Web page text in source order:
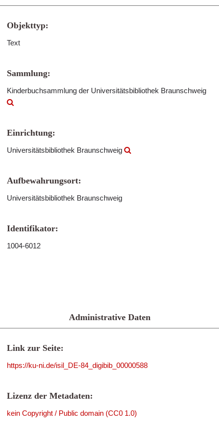
Objekttyp:
Text
Sammlung:
Kinderbuchsammlung der Universitätsbibliothek Braunschweig
Einrichtung:
Universitätsbibliothek Braunschweig
Aufbewahrungsort:
Universitätsbibliothek Braunschweig
Identifikator:
1004-6012
Administrative Daten
Link zur Seite:
https://ku-ni.de/isil_DE-84_digibib_00000588
Lizenz der Metadaten:
kein Copyright / Public domain (CC0 1.0)